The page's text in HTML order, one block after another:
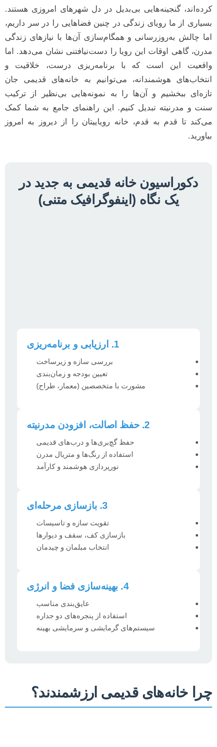
کرده‌اند، گنجینه‌هایی بی‌بدیل در دل شهرهای امروزی هستند.
بسیاری از ما رویای زندگی در چنین فضاهایی را در سر داریم،
اما چالش به‌روزرسانی و همگام‌سازی آن‌ها با نیازهای زندگی
مدرن، گاهی اوقات این رویا را دست‌نیافتنی نشان می‌دهد. اما
واقعیت این است که با برنامه‌ریزی درست، خلاقیت و
انتخاب‌های هوشمندانه، می‌توانیم به خانه‌های قدیمی جان
تازه‌ای ببخشیم و آن‌ها را به نمونه‌هایی بی‌نظیر از ترکیب
سنت و مدرنیته تبدیل کنیم. این راهنمای جامع به شما کمک
می‌کند تا قدم به قدم، خانه‌ رویاییتان را از دیروز به امروز
بیاورید.
دکوراسیون خانه قدیمی به جدید در
یک نگاه (اینفوگرافیک متنی)
1. ارزیابی و برنامه‌ریزی
بررسی سازه و زیرساخت
تعیین بودجه و زمان‌بندی
مشورت با متخصصین (معمار، طراح)
2. حفظ اصالت، افزودن مدرنیته
حفظ گچ‌بری‌ها و درب‌های قدیمی
استفاده از رنگ‌ها و متریال مدرن
نورپردازی هوشمند و کارآمد
3. بازسازی مرحله‌ای
تقویت سازه و تاسیسات
بازسازی کف، سقف و دیوارها
انتخاب مبلمان و چیدمان
4. بهینه‌سازی فضا و انرژی
عایق‌بندی مناسب
استفاده از پنجره‌های دو جداره
سیستم‌های گرمایشی و سرمایشی بهینه
چرا خانه‌های قدیمی ارزشمندند؟